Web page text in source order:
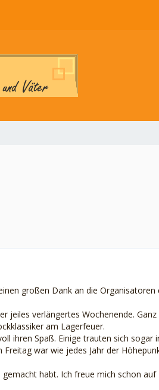
großen Dank an die Organisatoren
jeiles verlängertes Wochenende.
am Lagerfeuer.
ihren Spaß. Einige trauten sich
war wie jedes Jahr der
gemacht habt. Ich freue mich schon auf